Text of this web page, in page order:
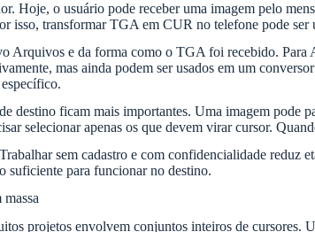
Hoje, o usuário pode receber uma imagem pelo
isso, transformar TGA em CUR no telefone pode
Arquivos e da forma como o TGA foi recebido.
mas ainda podem ser usados em um
destino ficam mais importantes. Uma imagem
selecionar apenas os que devem virar cursor.
sem cadastro e com confidencialidade
suficiente para funcionar no destino.
projetos envolvem conjuntos inteiros de cursores.